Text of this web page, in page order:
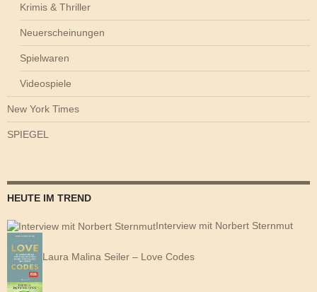
Krimis & Thriller
Neuerscheinungen
Spielwaren
Videospiele
New York Times
SPIEGEL
HEUTE IM TREND
Interview mit Norbert Sternmut
Laura Malina Seiler – Love Codes